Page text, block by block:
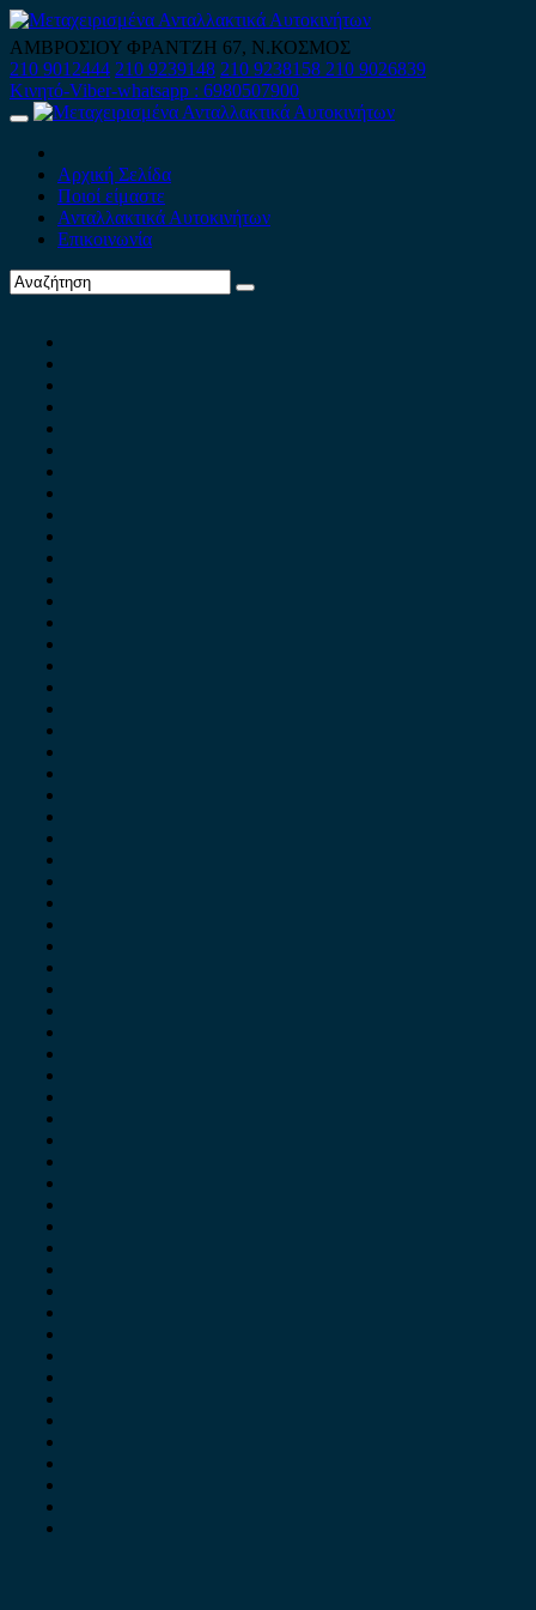
Skip
to
content
ΑΜΒΡΟΣΙΟΥ ΦΡΑΝΤΖΗ 67, Ν.ΚΟΣΜΟΣ
210 9012444 210 9239148 210 9238158 210 9026839
Κινητό-Viber-whatsapp : 6980507900
Primary
Αρχική Σελίδα
Ποιοί είμαστε
Ανταλλακτικά Αυτοκινήτων
Επικοινωνία